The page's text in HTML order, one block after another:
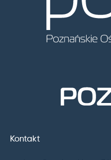
Kontakt